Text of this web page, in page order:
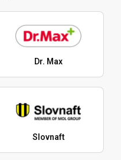
Dr. Max
Slovnaft